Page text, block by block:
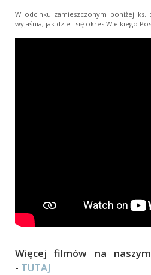
W odcinku zamieszczonym poniżej
wyjaśnia, jak dzieli się okres Wielkiego
Więcej filmów na
- TUTAJ